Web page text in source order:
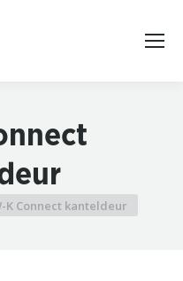
K Connect kanteldeur